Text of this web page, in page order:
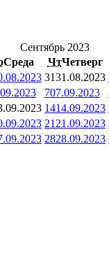
Сентябрь 2023
Среда ЧтЧетверг
3131.08.2023
707.09.2023
1414.09.2023
21 21.09.2023
2828.09.2023